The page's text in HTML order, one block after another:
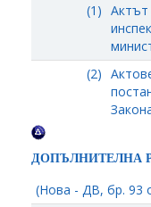
(1) Актът
(2)
ДОПЪЛНИТЕЛНА
(Нова - ДВ, бр. 93